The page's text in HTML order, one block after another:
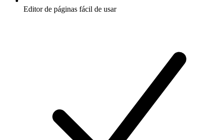
Editor de páginas fácil de usar